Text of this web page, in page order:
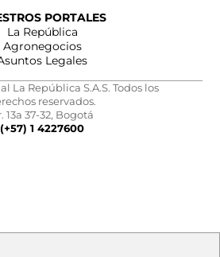
PORTALES
La República
Agronegocios
Legales
La República S.A.S. Todos los
reservados.
13a 37-32, Bogotá
(+57) 1 4227600